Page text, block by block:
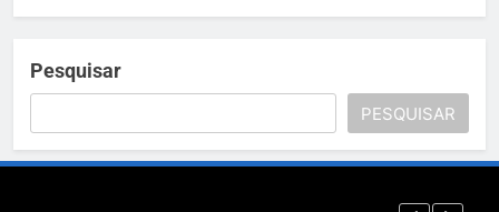
Pesquisar
PESQUISAR